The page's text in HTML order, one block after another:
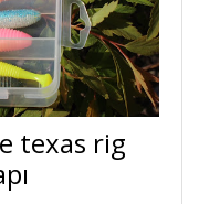
texas rig